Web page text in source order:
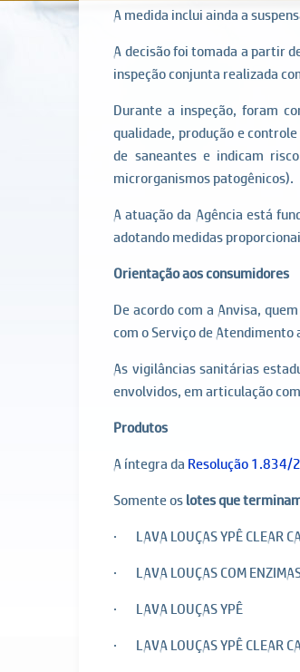
A medida inclui ainda a
A decisão foi tomada a partir
inspeção conjunta realizada
Durante a inspeção, foram
qualidade, produção e
de saneantes e indicam
microrganismos patogênicos).
A atuação da Agência está
adotando medidas
Orientação aos consumidores
De acordo com a Anvisa,
com o Serviço de Atendimento
As vigilâncias sanitárias
envolvidos, em articulação
Produtos
A íntegra da Resolução 1.834/
Somente oslotes que
· LAVA LOUÇAS YPÊ CLEAR
· LAVA LOUÇAS COM
· LAVA LOUÇAS YPÊ
· LAVA LOUÇAS YPÊ CLEAR